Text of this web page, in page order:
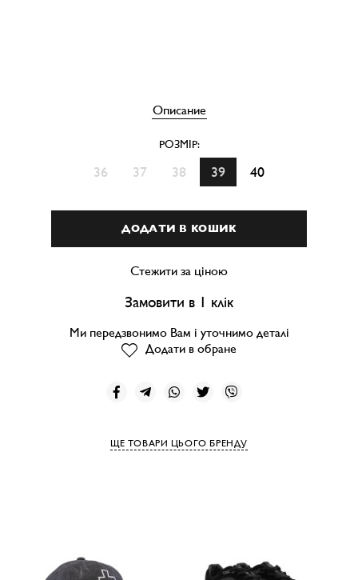
Описание
РОЗМІР:
36 37 38 39 40
ДОДАТИ В КОШИК
Стежити за ціною
Замовити в 1 клік
Ми передзвонимо Вам і уточнимо деталі
Додати в обране
ЩЕ ТОВАРИ ЦЬОГО БРЕНДУ